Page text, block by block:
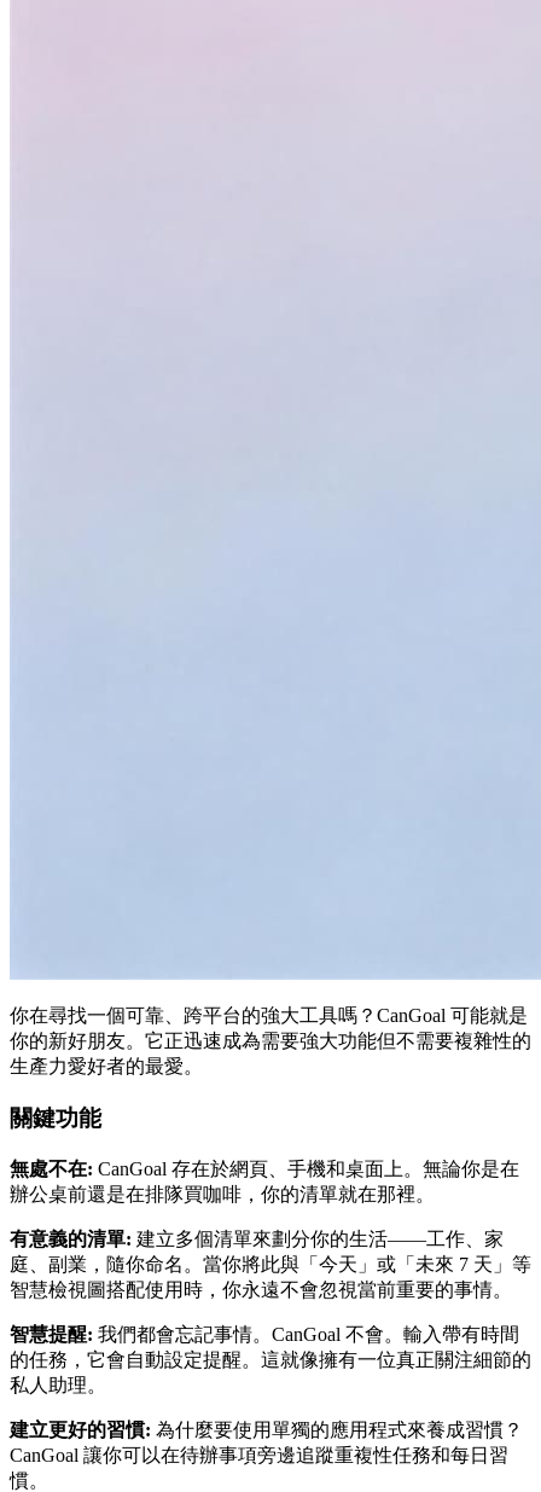
你在尋找一個可靠、跨平台的強大工具嗎？CanGoal 可能就是
你的新好朋友。它正迅速成為需要強大功能但不需要複雜性的
生產力愛好者的最愛。
關鍵功能
無處不在: CanGoal 存在於網頁、手機和桌面上。無論你是在
辦公桌前還是在排隊買咖啡，你的清單就在那裡。
有意義的清單: 建立多個清單來劃分你的生活——工作、家
庭、副業，隨你命名。當你將此與「今天」或「未來 7 天」等
智慧檢視圖搭配使用時，你永遠不會忽視當前重要的事情。
智慧提醒: 我們都會忘記事情。CanGoal 不會。輸入帶有時間
的任務，它會自動設定提醒。這就像擁有一位真正關注細節的
私人助理。
建立更好的習慣: 為什麼要使用單獨的應用程式來養成習慣？
CanGoal 讓你可以在待辦事項旁邊追蹤重複性任務和每日習
慣。